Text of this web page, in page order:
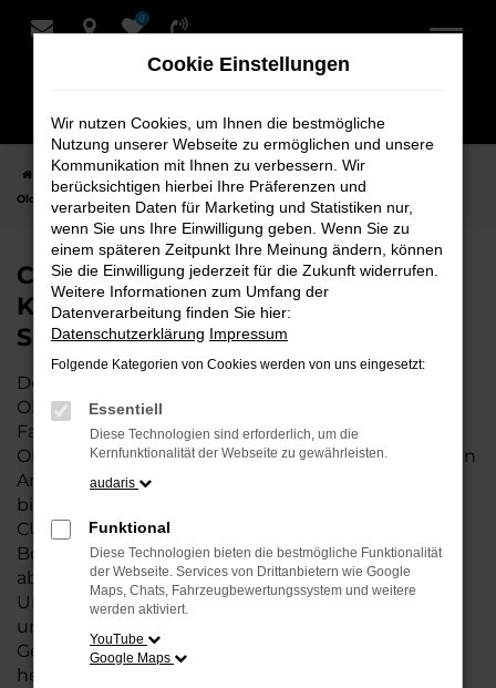
Zum
0
Startseite Oldenburg
CUPRA Fahrzeuge bei Schmidt + Koch für
Oldenburg – Qualität, Service und Fahrspaß
CUPRA Fahrzeuge bei Schmidt +
Koch für Oldenburg – Qualität,
Service und Fahrspaß
Der CUPRA ist die perfekte Wahl für alle in
Oldenburg, die ein zuverlässiges und modernes
Fahrzeug suchen. Als Ihr CUPRA Autohaus in
Oldenburg stehen wir mit unserem umfangreichen
Angebot und erstklassigem Service zur Seite. Wir
bieten Ihnen nicht nur eine breite Auswahl an
CUPRA Modellen, sondern auch individuelle
Beratung, die genau auf Ihre Bedürfnisse
abgestimmt ist.
Unsere große Auswahl an CUPRA Fahrzeugen
umfasst sowohl Neuwagen als auch
Gebrauchtwagen und Jahreswagen – allesamt in
hervorragendem Zustand und bereit, Ihnen
Cookie Einstellungen
Wir nutzen Cookies, um Ihnen die bestmögliche
Nutzung unserer Webseite zu ermöglichen und unsere
Kommunikation mit Ihnen zu verbessern. Wir
berücksichtigen hierbei Ihre Präferenzen und
verarbeiten Daten für Marketing und Statistiken nur,
wenn Sie uns Ihre Einwilligung geben. Wenn Sie zu
einem späteren Zeitpunkt Ihre Meinung ändern, können
Sie die Einwilligung jederzeit für die Zukunft widerrufen.
Weitere Informationen zum Umfang der
Datenverarbeitung finden Sie hier:
Datenschutzerklärung Impressum
Folgende Kategorien von Cookies werden von uns eingesetzt:
Essentiell
Diese Technologien sind erforderlich, um die
Kernfunktionalität der Webseite zu gewährleisten.
audaris
Funktional
Diese Technologien bieten die bestmögliche Funktionalität
der Webseite. Services von Drittanbietern wie Google
Maps, Chats, Fahrzeugbewertungssystem und weitere
werden aktiviert.
YouTube
Google Maps